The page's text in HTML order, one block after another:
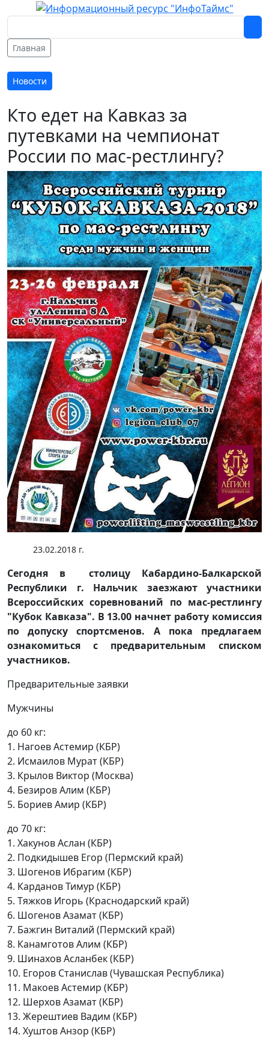
Главная
Новости
Кто едет на Кавказ за
путевками на чемпионат
России по мас-рестлингу?
23.02.2018 г.
Сегодня в столицу Кабардино-Балкарской
Республики г. Нальчик заезжают участники
Всероссийских соревнований по мас-рестлингу
"Кубок Кавказа". В 13.00 начнет работу комиссия
по допуску спортсменов. А пока предлагаем
ознакомиться с предварительным списком
участников.
Предварительные заявки
Мужчины
до 60 кг:
1. Нагоев Астемир (КБР)
2. Исмаилов Мурат (КБР)
3. Крылов Виктор (Москва)
4. Безиров Алим (КБР)
5. Бориев Амир (КБР)
до 70 кг:
1. Хакунов Аслан (КБР)
2. Подкидышев Егор (Пермский край)
3. Шогенов Ибрагим (КБР)
4. Карданов Тимур (КБР)
5. Тяжков Игорь (Краснодарский край)
6. Шогенов Азамат (КБР)
7. Бажгин Виталий (Пермский край)
8. Канамготов Алим (КБР)
9. Шинахов Асланбек (КБР)
10. Егоров Станислав (Чувашская Республика)
11. Макоев Астемир (КБР)
12. Шерхов Азамат (КБР)
13. Жерештиев Вадим (КБР)
14. Хуштов Анзор (КБР)